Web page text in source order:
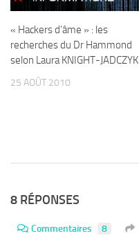
« Hackers d’âme » : les
recherches du Dr Hammond
selon Laura KNIGHT-JADCZYK
25 AOÛT 2010
8 RÉPONSES
Commentaires 8